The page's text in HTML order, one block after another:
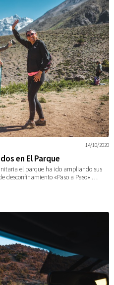
14/10/2020
en El Parque
el parque ha ido ampliando sus
desconfinamiento «Paso a Paso» …